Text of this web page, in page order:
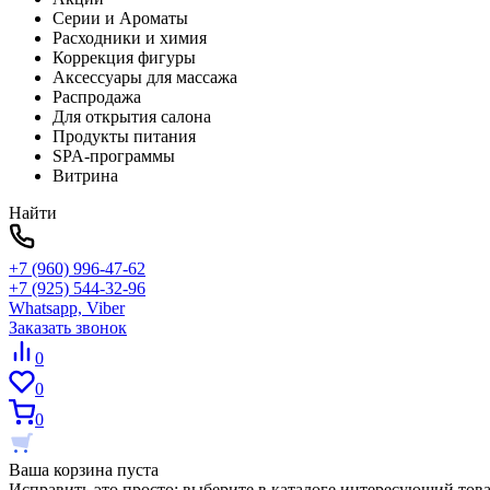
Серии и Ароматы
Расходники и химия
Коррекция фигуры
Аксессуары для массажа
Распродажа
Для открытия салона
Продукты питания
SPA-программы
Витрина
Найти
+7 (960) 996-47-62
+7 (925) 544-32-96
Whatsapp, Viber
Заказать звонок
0
0
0
Ваша корзина пуста